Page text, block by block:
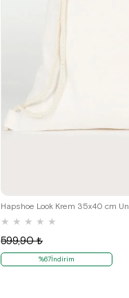
★ ★ ★ ★ ★
599,90 ₺
%67İndirim